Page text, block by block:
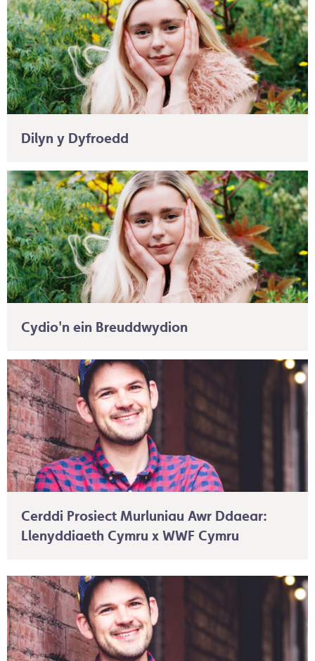
Dilyn y Dyfroedd
Cydio'n ein Breuddwydion
Cerddi Prosiect Murluniau Awr Ddaear:
Llenyddiaeth Cymru x WWF Cymru